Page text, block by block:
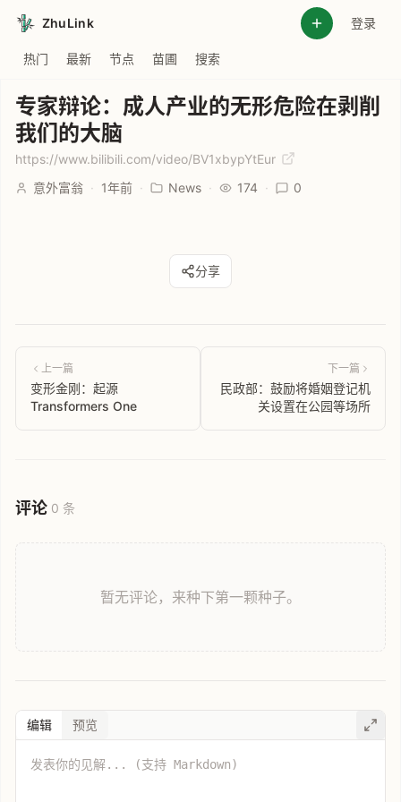
ZhuLink 登录
热门 最新 节点 苗圃 搜索
专家辩论：成人产业的无形危险在剥削
我们的大脑
https://www.bilibili.com/video/BV1xbypYtEur
意外富翁 · 1年前 · News · 174 · 0
分享
上一篇
变形金刚：起源
Transformers One
下一篇
民政部：鼓励将婚姻登记机
关设置在公园等场所
评论 0 条
暂无评论，来种下第一颗种子。
编辑 预览